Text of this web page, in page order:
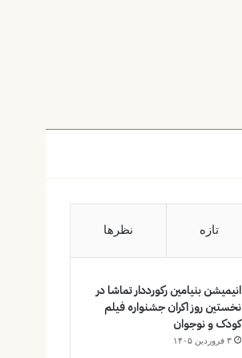
تازه نظرها
انیمیشن بنیامین رکورددار تماشا در
نخستین روز اکران‌ جشنواره فیلم
کودک و نوجوان
۳ فروردین ۱۴۰۵